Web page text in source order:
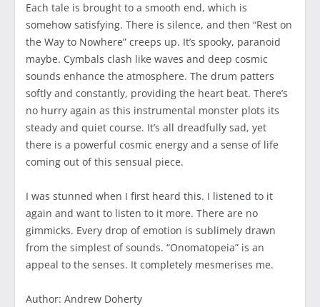
Each tale is brought to a smooth end, which is
somehow satisfying. There is silence, and then “Rest on
the Way to Nowhere” creeps up. It’s spooky, paranoid
maybe. Cymbals clash like waves and deep cosmic
sounds enhance the atmosphere. The drum patters
softly and constantly, providing the heart beat. There’s
no hurry again as this instrumental monster plots its
steady and quiet course. It’s all dreadfully sad, yet
there is a powerful cosmic energy and a sense of life
coming out of this sensual piece.
I was stunned when I first heard this. I listened to it
again and want to listen to it more. There are no
gimmicks. Every drop of emotion is sublimely drawn
from the simplest of sounds. “Onomatopeia” is an
appeal to the senses. It completely mesmerises me.
Author: Andrew Doherty